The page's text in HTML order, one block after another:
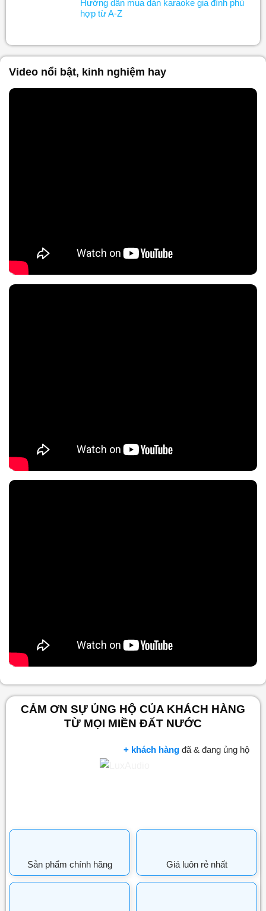
Hướng dẫn mua dàn karaoke gia đình phù
hợp từ A-Z
Video nổi bật, kinh nghiệm hay
CẢM ƠN SỰ ỦNG HỘ CỦA KHÁCH HÀNG
TỪ MỌI MIỀN ĐẤT NƯỚC
+ khách hàng đã & đang ủng hộ
Sản phẩm chính hãng Giá luôn rẻ nhất